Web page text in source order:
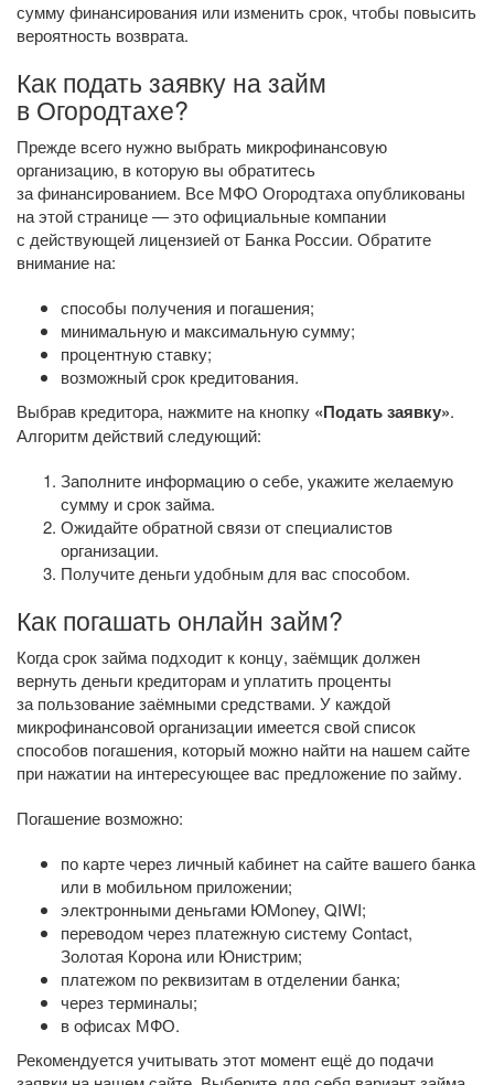
сумму финансирования или изменить срок, чтобы повысить
вероятность возврата.
Как подать заявку на займ
в Огородтахе?
Прежде всего нужно выбрать микрофинансовую
организацию, в которую вы обратитесь
за финансированием. Все МФО Огородтаха опубликованы
на этой странице — это официальные компании
с действующей лицензией от Банка России. Обратите
внимание на:
способы получения и погашения;
минимальную и максимальную сумму;
процентную ставку;
возможный срок кредитования.
Выбрав кредитора, нажмите на кнопку «Подать заявку».
Алгоритм действий следующий:
Заполните информацию о себе, укажите желаемую
сумму и срок займа.
Ожидайте обратной связи от специалистов
организации.
Получите деньги удобным для вас способом.
Как погашать онлайн займ?
Когда срок займа подходит к концу, заёмщик должен
вернуть деньги кредиторам и уплатить проценты
за пользование заёмными средствами. У каждой
микрофинансовой организации имеется свой список
способов погашения, который можно найти на нашем сайте
при нажатии на интересующее вас предложение по займу.
Погашение возможно:
по карте через личный кабинет на сайте вашего банка
или в мобильном приложении;
электронными деньгами ЮMoney, QIWI;
переводом через платежную систему Contact,
Золотая Корона или Юнистрим;
платежом по реквизитам в отделении банка;
через терминалы;
в офисах МФО.
Рекомендуется учитывать этот момент ещё до подачи